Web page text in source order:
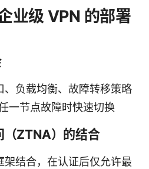
业级 VPN 的部署
、负载均衡、故障转移策略
一节点故障时快速切换
（ZTNA）的结合
架结合，在认证后仅允许最